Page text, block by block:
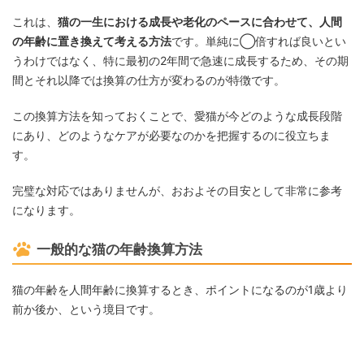
これは、 猫の一生における成長や老化のペースに合わせて、人間
の年齢に置き換えて考える方法です。単純に◯倍すれば良いとい
うわけではなく、特に最初の2年間で急速に成長するため、その期
間とそれ以降では換算の仕方が変わるのが特徴です。
この換算方法を知っておくことで、愛猫が今どのような成長段階
にあり、どのようなケアが必要なのかを把握するのに役立ちま
す。
完璧な対応ではありませんが、おおよその目安として非常に参考
になります。
一般的な猫の年齢換算方法
猫の年齢を人間年齢に換算するとき、ポイントになるのが1歳より
前か後か、という境目です。